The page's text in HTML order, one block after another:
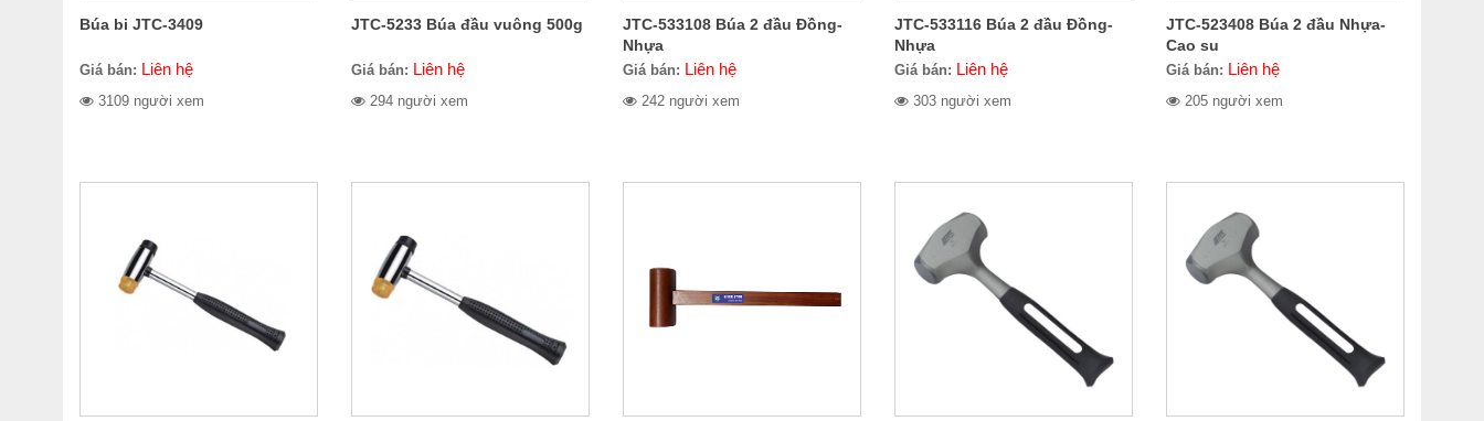
Búa bi JTC-3409
Giá bán: Liên hệ
3109 người xem
JTC-5233 Búa đầu vuông 500g
Giá bán: Liên hệ
294 người xem
JTC-533108 Búa 2 đầu Đồng-
Nhựa
Giá bán: Liên hệ
242 người xem
JTC-533116 Búa 2 đầu Đồng-
Nhựa
Giá bán: Liên hệ
303 người xem
JTC-523408 Búa 2 đầu Nhựa-
Cao su
Giá bán: Liên hệ
205 người xem